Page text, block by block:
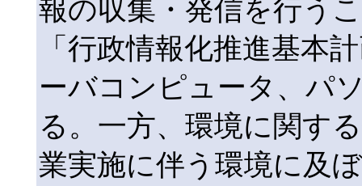
報の収集・発信を行う
「行政情報化推進基本
ーバコンピュータ、パ
る。一方、環境に関す
業実施に伴う環境に及